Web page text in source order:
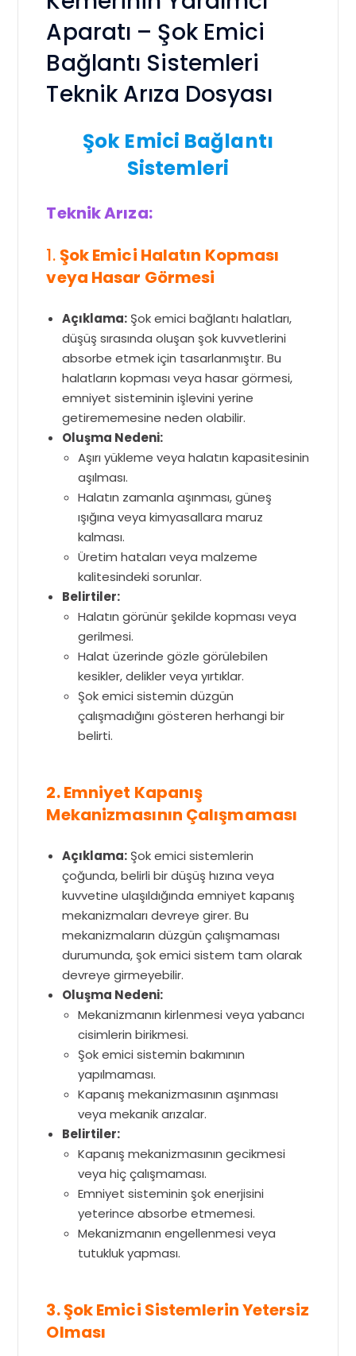
Aparatı – Şok Emici
Bağlantı Sistemleri
Teknik Arıza Dosyası
Şok Emici Bağlantı
Sistemleri
Teknik Arıza:
1. Şok Emici Halatın Kopması
veya Hasar Görmesi
Açıklama: Şok emici bağlantı halatları,
düşüş sırasında oluşan şok kuvvetlerini
absorbe etmek için tasarlanmıştır. Bu
halatların kopması veya hasar görmesi,
emniyet sisteminin işlevini yerine
getirememesine neden olabilir.
Oluşma Nedeni:
Aşırı yükleme veya halatın kapasitesinin
aşılması.
Halatın zamanla aşınması, güneş
ışığına veya kimyasallara maruz
kalması.
Üretim hataları veya malzeme
kalitesindeki sorunlar.
Belirtiler:
Halatın görünür şekilde kopması veya
gerilmesi.
Halat üzerinde gözle görülebilen
kesikler, delikler veya yırtıklar.
Şok emici sistemin düzgün
çalışmadığını gösteren herhangi bir
belirti.
2. Emniyet Kapanış
Mekanizmasının Çalışmaması
Açıklama: Şok emici sistemlerin
çoğunda, belirli bir düşüş hızına veya
kuvvetine ulaşıldığında emniyet kapanış
mekanizmaları devreye girer. Bu
mekanizmaların düzgün çalışmaması
durumunda, şok emici sistem tam olarak
devreye girmeyebilir.
Oluşma Nedeni:
Mekanizmanın kirlenmesi veya yabancı
cisimlerin birikmesi.
Şok emici sistemin bakımının
yapılmaması.
Kapanış mekanizmasının aşınması
veya mekanik arızalar.
Belirtiler:
Kapanış mekanizmasının gecikmesi
veya hiç çalışmaması.
Emniyet sisteminin şok enerjisini
yeterince absorbe etmemesi.
Mekanizmanın engellenmesi veya
tutukluk yapması.
3. Şok Emici Sistemlerin Yetersiz
Olması